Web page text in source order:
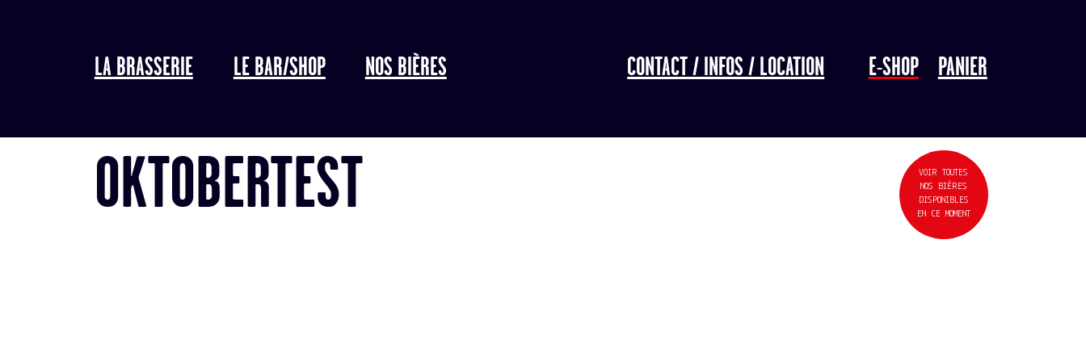
LA BRASSERIE LE BAR/SHOP NOS BIÈRES CONTACT / INFOS / LOCATION E-SHOP PANIER
OKTOBERTEST
VOIR TOUTES
NOS BIÈRES
DISPONIBLES
EN CE MOMENT